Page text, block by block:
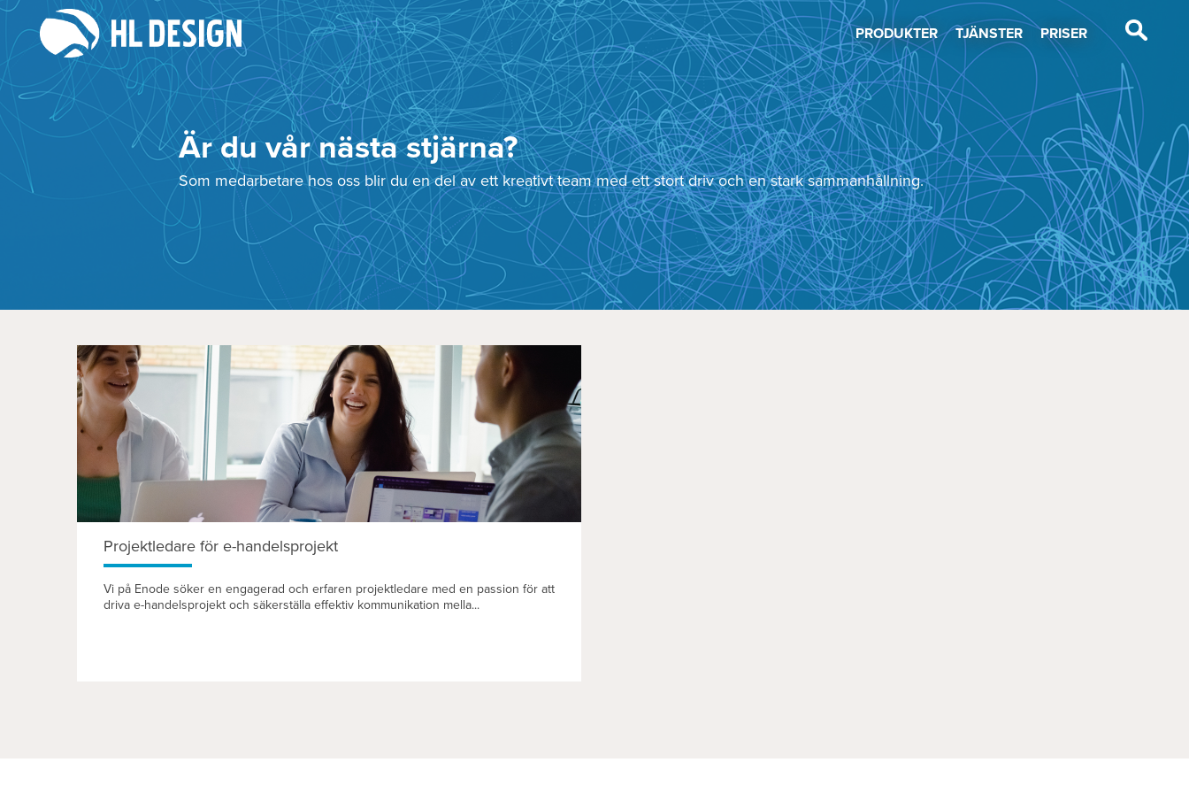
PRODUKTER TJÄNSTER PRISER
Är du vår nästa stjärna?
Som medarbetare hos oss blir du en del av ett kreativt team med ett stort driv och en stark sammanhållning.
Projektledare för e-handelsprojekt
Vi på Enode söker en engagerad och erfaren projektledare med en passion för att
driva e-handelsprojekt och säkerställa effektiv kommunikation mella...